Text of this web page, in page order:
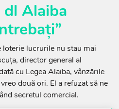
dl Alaiba
lucrurile nu stau mai
director general al
cu Legea Alaiba, vânzările
două ori. El a refuzat să ne
secretul comercial.